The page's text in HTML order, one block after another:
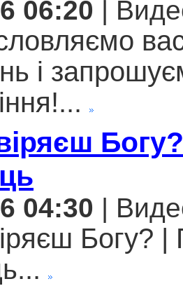
06:20 |
і
04:30 |
Богу? |